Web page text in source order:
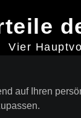
Vier
auf Ihren